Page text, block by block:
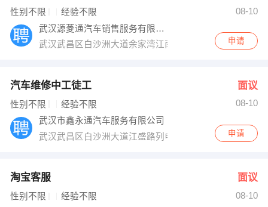
性别不限 经验不限
08-10
武汉源菱通汽车销售服务有限公司
武汉武昌区白沙洲大道余家湾江南汽车城北汽幻速
申请
汽车维修中工徒工 面议
性别不限 经验不限
08-10
武汉市鑫永通汽车服务有限公司
武汉武昌区白沙洲大道江盛路列电新村
申请
淘宝客服 面议
性别不限 经验不限
08-10